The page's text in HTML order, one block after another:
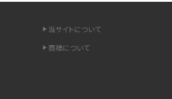
データや事前準備・条件・注意点などを解説
をかける方法やiPhone・Androidの設定を解説
当サイトについて
商標について